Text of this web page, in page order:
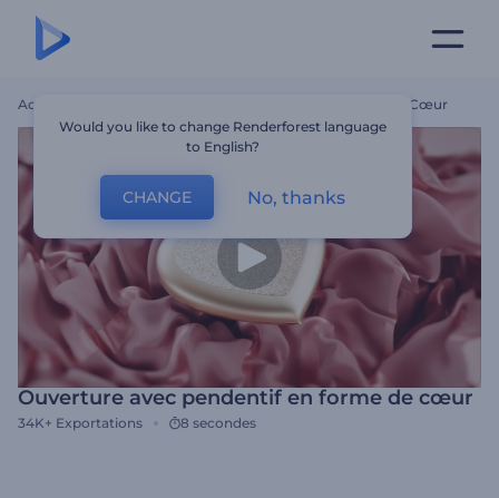
Accueil Ouverture Avec Pendentif En Forme De Cœur
Ouverture avec pendentif en forme de cœur
34K+ Exportations 8 secondes
Would you like to change Renderforest language
to English?
CHANGE No, thanks